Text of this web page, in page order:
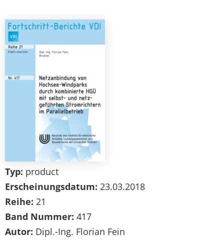
Typ: product
Erscheinungsdatum: 23.03.2018
Reihe: 21
Band Nummer: 417
Autor: Dipl.-Ing. Florian Fein